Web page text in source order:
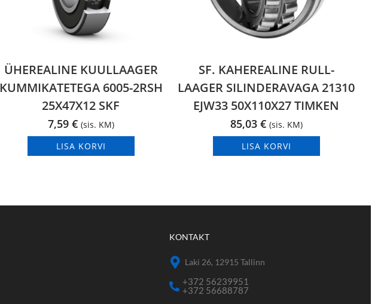
ÜHEREALINE KUULLAAGER
KUMMIKATETEGA 6005-2RSH
25X47X12 SKF
7,59 € (sis. KM)
LISA KORVI
SF. KAHEREALINE RULL-
LAAGER SILINDERAVAGA 21310
EJW33 50X110X27 TIMKEN
85,03 € (sis. KM)
LISA KORVI
KONTAKT
Laki 26, 12915 Tallinn
+372 56239951
+372 56688787